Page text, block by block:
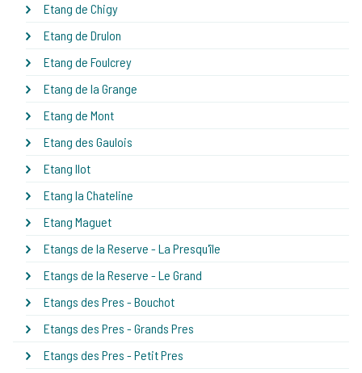
Etang de Chigy
Etang de Drulon
Etang de Foulcrey
Etang de la Grange
Etang de Mont
Etang des Gaulois
Etang Ilot
Etang la Chateline
Etang Maguet
Etangs de la Reserve - La Presqu'île
Etangs de la Reserve - Le Grand
Etangs des Pres - Bouchot
Etangs des Pres - Grands Pres
Etangs des Pres - Petit Pres